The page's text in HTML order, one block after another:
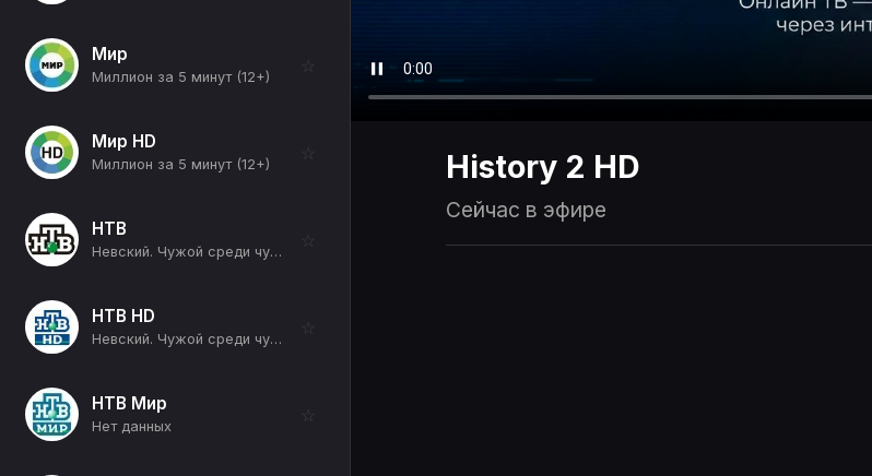
Мир
Миллион за 5 минут (12+)
☆
Мир HD
Миллион за 5 минут (12+)
☆
НТВ
Невский. Чужой среди чужих (Линия защиты) (12+)
☆
НТВ HD
Невский. Чужой среди чужих (Линия защиты) (12+)
☆
НТВ Мир
Нет данных
☆
History 2 HD
Сейчас в эфире